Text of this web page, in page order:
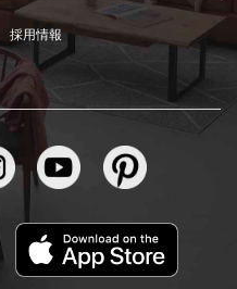
採用情報